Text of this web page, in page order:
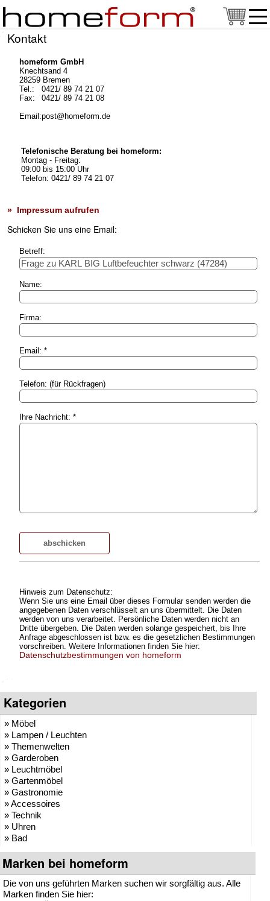
Kontakt
homeform GmbH
Knechtsand 4
28259 Bremen
Tel.:
0421/ 89 74 21 07
Fax:
0421/ 89 74 21 08
Email:post@homeform.de
Telefonische Beratung bei homeform:
Montag - Freitag:
09:00 bis 15:00 Uhr
Telefon: 0421/ 89 74 21 07
» Impressum aufrufen
Schicken Sie uns eine Email:
Betreff:
Name:
Firma:
Email: *
Telefon: (für Rückfragen)
Ihre Nachricht: *
Hinweis zum Datenschutz:
Wenn Sie uns eine Email über dieses Formular senden werden die
angegebenen Daten verschlüsselt an uns übermittelt. Die Daten
werden von uns verarbeitet. Persönliche Daten werden nicht an
Dritte übergeben. Die Daten werden solange gespeichert, bis Ihre
Anfrage abgeschlossen ist bzw. es die gesetzlichen Bestimmungen
vorschreiben. Weitere Informationen finden Sie hier:
Datenschutzbestimmungen von homeform
Kategorien
» Möbel
» Lampen / Leuchten
» Themenwelten
» Garderoben
» Leuchtmöbel
» Gartenmöbel
» Gastronomie
» Accessoires
» Technik
» Uhren
» Bad
Marken bei homeform
Die von uns geführten Marken suchen wir sorgfältig aus. Alle
Marken finden Sie hier: